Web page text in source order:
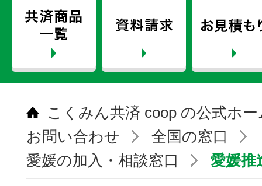
こくみん共済 coop の公式ホ
お問い合わせ
全国の窓口
愛媛の加入・相談窓口
愛媛推